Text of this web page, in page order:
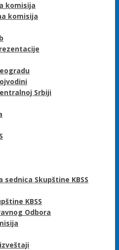
komisija
komisija
Srbiji
sednica Skupštine KBSS
KBSS
Odbora